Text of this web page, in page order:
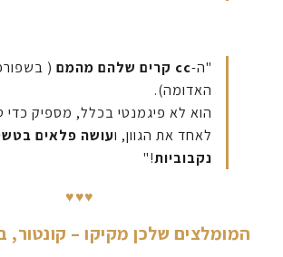
"ה-cc קרים שלהם מהמם
(
האדומה).
הוא לא פיגמנטי בכלל, מספיק כדי
לאחד את הגוון, ועושה פלאים
נקבוביות!"
♥♥♥
המומלצים שלכן מקיקו – קונטור,